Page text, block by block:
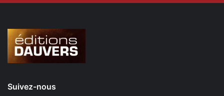
Suivez-nous